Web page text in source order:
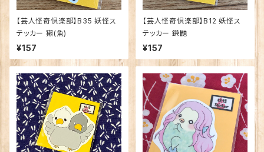
【芸人怪奇倶楽部】B35 妖怪ス
テッカー 獺(魚)
¥157
【芸人怪奇倶楽部】B12 妖怪ス
テッカー 鎌鼬
¥157